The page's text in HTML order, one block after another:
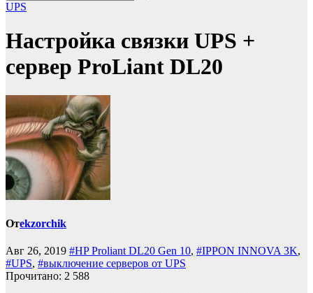
UPS
Настройка связки UPS +
сервер ProLiant DL20
Отekzorchik
Авг 26, 2019 #HP Proliant DL20 Gen 10, #IPPON INNOVA 3K,
#UPS, #выключение серверов от UPS
Прочитано: 2 588